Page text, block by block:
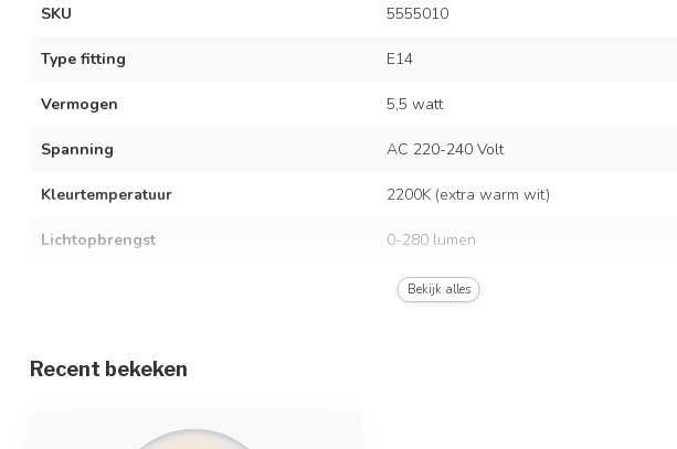
SKU 5555010
Type fitting E14
Vermogen 5,5 watt
Spanning AC 220-240 Volt
Kleurtemperatuur 2200K (extra warm wit)
Lichtopbrengst 0-280 lumen
Amber
Vergelijkingswaarde
Bekijk alles
Recent bekeken